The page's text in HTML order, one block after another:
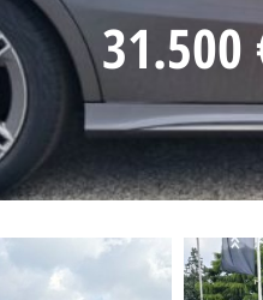
31.500